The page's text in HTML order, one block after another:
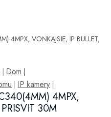
Dom
IP kamery
4MPX,
30M